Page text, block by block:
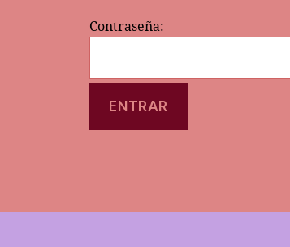
Contraseña: